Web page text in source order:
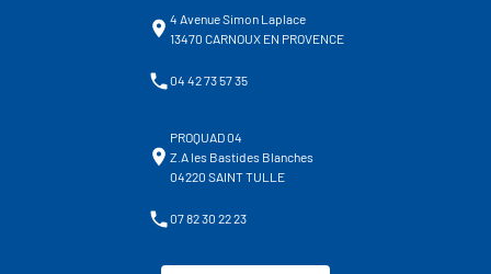
4 Avenue Simon Laplace
13470 CARNOUX EN PROVENCE
04 42 73 57 35
PROQUAD 04
Z.A les Bastides Blanches
04220 SAINT TULLE
07 82 30 22 23